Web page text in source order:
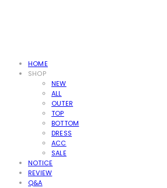
HOME
SHOP
NEW
ALL
OUTER
TOP
BOTTOM
DRESS
ACC
SALE
NOTICE
REVIEW
Q&A